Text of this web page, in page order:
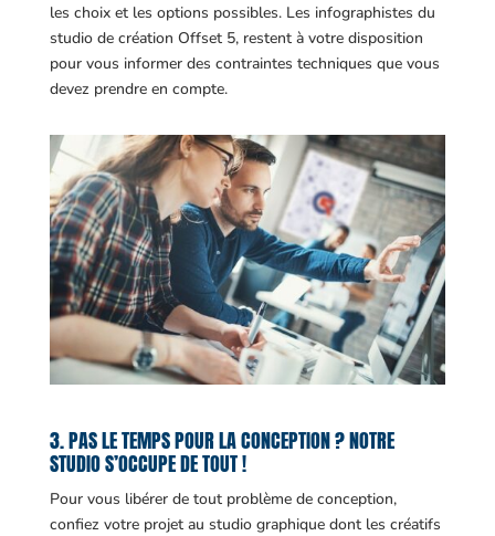
les choix et les options possibles. Les infographistes du
studio de création Offset 5, restent à votre disposition
pour vous informer des contraintes techniques que vous
devez prendre en compte.
3. PAS LE TEMPS POUR LA CONCEPTION ? NOTRE
STUDIO S’OCCUPE DE TOUT !
Pour vous libérer de tout problème de conception,
confiez votre projet au studio graphique dont les créatifs